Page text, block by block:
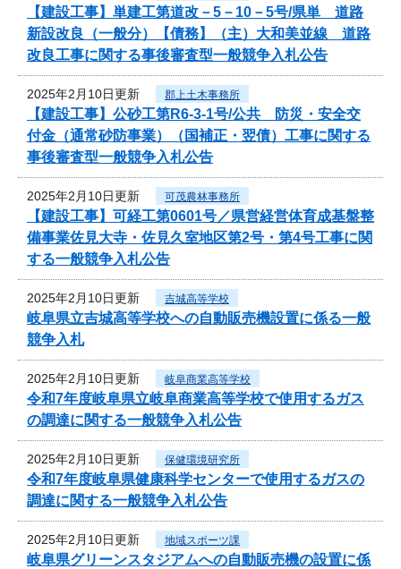
【建設工事】単建工第道改－5－10－5号/県単 道路
新設改良（一般分）【債務】（主）大和美並線 道路
改良工事に関する事後審査型一般競争入札公告
2025年2月10日更新 郡上土木事務所
【建設工事】公砂工第R6-3-1号/公共 防災・安全交
付金（通常砂防事業）（国補正・翌債）工事に関する
事後審査型一般競争入札公告
2025年2月10日更新 可茂農林事務所
【建設工事】可経工第0601号／県営経営体育成基盤整
備事業佐見大寺・佐見久室地区第2号・第4号工事に関
する一般競争入札公告
2025年2月10日更新 吉城高等学校
岐阜県立吉城高等学校への自動販売機設置に係る一般
競争入札
2025年2月10日更新 岐阜商業高等学校
令和7年度岐阜県立岐阜商業高等学校で使用するガス
の調達に関する一般競争入札公告
2025年2月10日更新 保健環境研究所
令和7年度岐阜県健康科学センターで使用するガスの
調達に関する一般競争入札公告
2025年2月10日更新 地域スポーツ課
岐阜県グリーンスタジアムへの自動販売機の設置に係